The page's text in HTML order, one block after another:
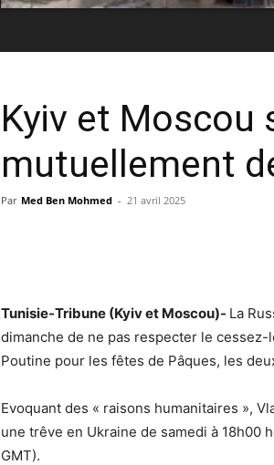
Kyiv et Moscou
mutuellement
Par Med Ben Mohmed - 21 avril 2025
Tunisie-Tribune (Kyiv et Moscou)- La
dimanche de ne pas respecter le
Poutine pour les fêtes de Pâques, les
Evoquant des « raisons humanitaires »,
une trêve en Ukraine de samedi à 18h00
GMT).